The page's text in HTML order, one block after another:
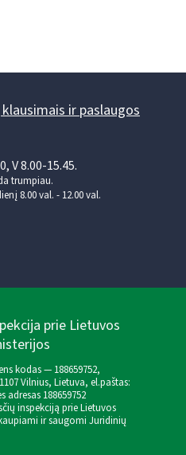
ir paslaugos
V 8.00-15.45.
trumpiau.
8.00 val. - 12.00 val.
prie Lietuvos
kodas — 188659752,
Vilnius, Lietuva, el.paštas:
adresas 188659752
inspekciją prie Lietuvos
ir saugomi Juridinių